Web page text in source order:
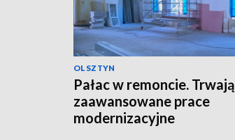
OLSZTYN
Pałac w remoncie. Trwają
zaawansowane prace
modernizacyjne